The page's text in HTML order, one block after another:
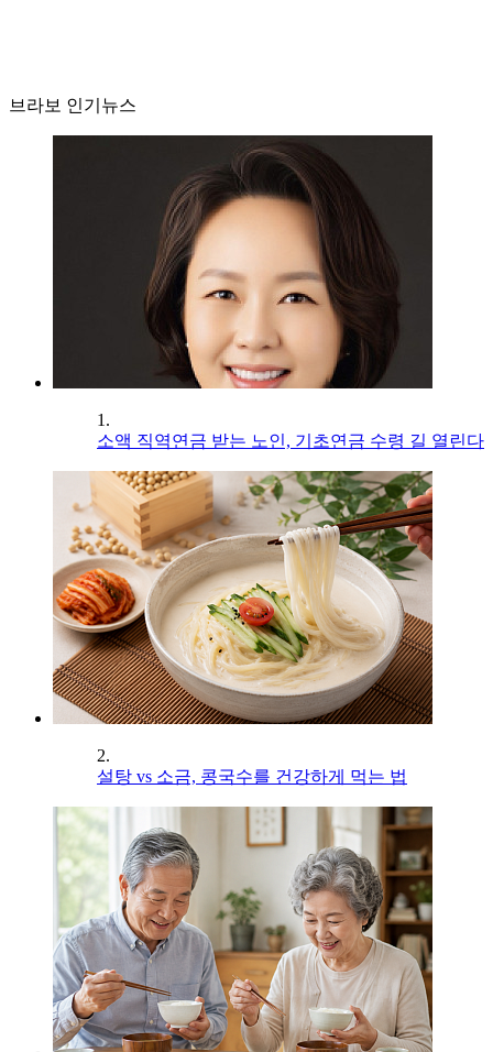
브라보 인기뉴스
1.
소액 직역연금 받는 노인, 기초연금 수령 길 열린다
2.
설탕 vs 소금, 콩국수를 건강하게 먹는 법